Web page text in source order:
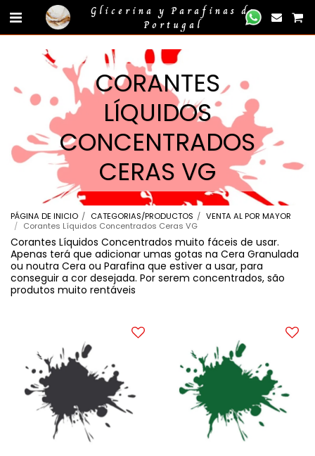
gtag('event', 'compra_finalizada', { // });
Glicerina y Parafinas de
Portugal
CORANTES
LÍQUIDOS
CONCENTRADOS
CERAS VG
PÁGINA DE INICIO CATEGORIAS/PRODUCTOS
VENTA AL POR MAYOR
Corantes Líquidos Concentrados Ceras VG
Corantes Líquidos Concentrados muito fáceis de usar.
Apenas terá que adicionar umas gotas na Cera Granulada
ou noutra Cera ou Parafina que estiver a usar, para
conseguir a cor desejada. Por serem concentrados, são
produtos muito rentáveis